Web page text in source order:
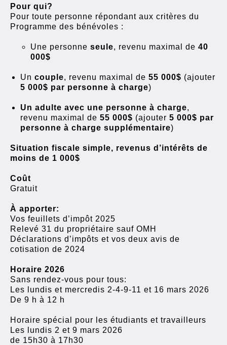
Pour qui?
Pour toute personne répondant aux critères du
Programme des bénévoles :
Une personne seule, revenu maximal de 40
000$
Un couple, revenu maximal de 55 000$ (ajouter
5 000$ par personne à charge)
Un adulte avec une personne à charge,
revenu maximal de 55 000$ (ajouter 5 000$ par
personne à charge supplémentaire)
Situation fiscale simple, revenus d’intérêts de
moins de 1 000$
Coût
Gratuit
À apporter:
Vos feuillets d’impôt 2025
Relevé 31 du propriétaire sauf OMH
Déclarations d’impôts et vos deux avis de
cotisation de 2024
Horaire 2026
Sans rendez-vous pour tous:
Les lundis et mercredis 2-4-9-11 et 16 mars 2026
De 9 h à 12 h
Horaire spécial pour les étudiants et travailleurs
Les lundis 2 et 9 mars 2026
de 15h30 à 17h30